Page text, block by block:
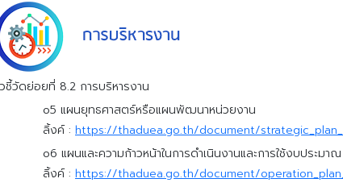
ชี้วัดย่อยที่ 8.2 การบริหารงาน
o5 แผนยุทธศาสตร์หรือแผนพัฒนาหน่วยงาน
ลิ้งค์ : https://thaduea.go.th/document/
o6 แผนและความก้าวหน้าในการดำเนินงานและการใช้งบประม
ลิ้งค์ : https://thaduea.go.th/document/